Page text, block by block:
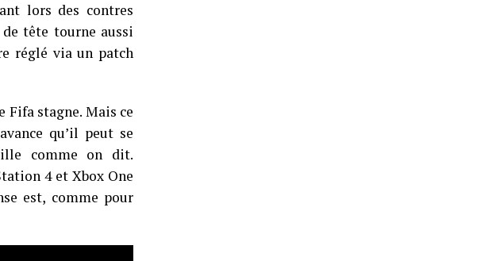
lors des contres
tête tourne aussi
réglé via un patch
Fifa stagne. Mais ce
qu’il peut se
comme on dit.
4 et Xbox One
est, comme pour